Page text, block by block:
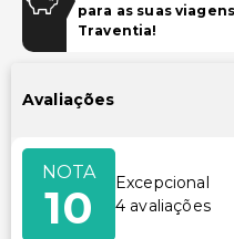
Piscina e Bem-estar
Spa de serviço
Serviços de spa no local
Instalações de ginástica
Acessibilidade
para as suas
Traventia!
Avaliações
NOTA
10
Excepcional
4 avaliações